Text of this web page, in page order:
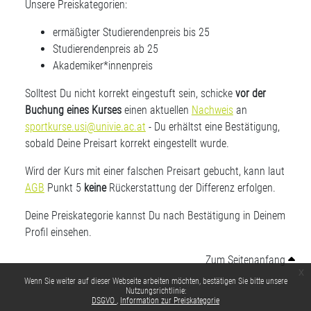
Wenn Sie weiter auf dieser Webseite arbeiten möchten, bestätigen Sie bitte unsere
Nutzungsrichtlinie:
DSGVO
Information zur Preiskategorie
Unsere Preiskategorien:
ermäßigter Studierendenpreis bis 25
Studierendenpreis ab 25
Akademiker*innenpreis
Solltest Du nicht korrekt eingestuft sein, schicke vor der
Buchung eines Kurses einen aktuellen Nachweisan
sportkurse.usi@univie.ac.at - Du erhältst eine Bestätigung,
sobald Deine Preisart korrekt eingestellt wurde.
Wird der Kurs mit einer falschen Preisart gebucht, kann laut
AGB Punkt 5 keine Rückerstattung der Differenz erfolgen.
Deine Preiskategorie kannst Du nach Bestätigung in Deinem
Profil einsehen.
Zum Seitenanfang